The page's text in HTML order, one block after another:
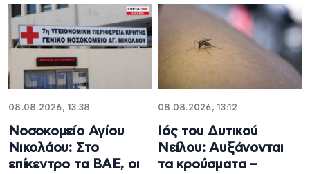
08.08.2026, 13:38
Νοσοκομείο Αγίου
Νικολάου: Στο
επίκεντρο τα ΒΑΕ, οι
08.08.2026, 13:12
Ιός του Δυτικού
Νείλου: Αυξάνονται
τα κρούσματα –